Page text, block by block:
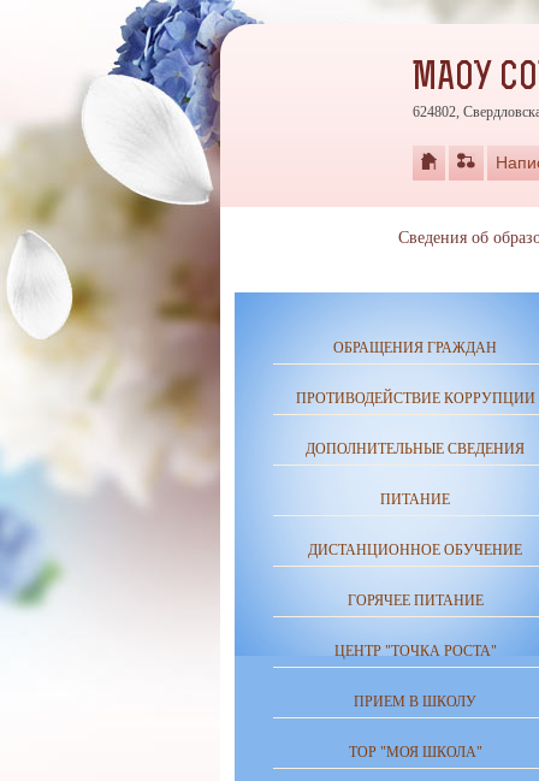
ОБРАЩЕНИЯ ГРАЖДАН
ПРОТИВОДЕЙСТВИЕ КОРРУПЦИИ
ДОПОЛНИТЕЛЬНЫЕ СВЕДЕНИЯ
ПИТАНИЕ
ДИСТАНЦИОННОЕ ОБУЧЕНИЕ
ГОРЯЧЕЕ ПИТАНИЕ
ЦЕНТР "ТОЧКА РОСТА"
ПРИЕМ В ШКОЛУ
ТОР "МОЯ ШКОЛА"
МАОУ
624802,
Сведения об